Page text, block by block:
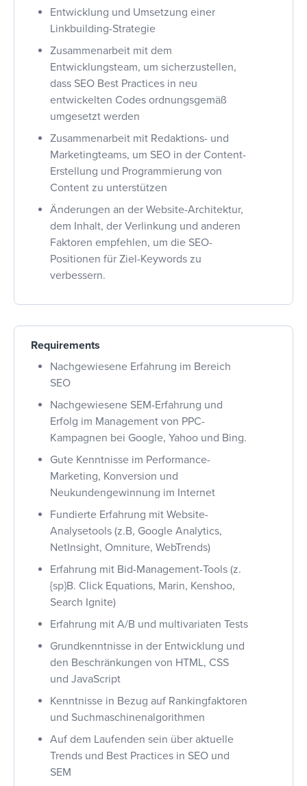
Entwicklung und Umsetzung einer
Linkbuilding-Strategie
Zusammenarbeit mit dem
Entwicklungsteam, um sicherzustellen,
dass SEO Best Practices in neu
entwickelten Codes ordnungsgemäß
umgesetzt werden
Zusammenarbeit mit Redaktions- und
Marketingteams, um SEO in der Content-
Erstellung und Programmierung von
Content zu unterstützen
Änderungen an der Website-Architektur,
dem Inhalt, der Verlinkung und anderen
Faktoren empfehlen, um die SEO-
Positionen für Ziel-Keywords zu
verbessern.
Requirements
Nachgewiesene Erfahrung im Bereich
SEO
Nachgewiesene SEM-Erfahrung und
Erfolg im Management von PPC-
Kampagnen bei Google, Yahoo und Bing.
Gute Kenntnisse im Performance-
Marketing, Konversion und
Neukundengewinnung im Internet
Fundierte Erfahrung mit Website-
Analysetools (z.B, Google Analytics,
NetInsight, Omniture, WebTrends)
Erfahrung mit Bid-Management-Tools (z.
{sp}B. Click Equations, Marin, Kenshoo,
Search Ignite)
Erfahrung mit A/B und multivariaten Tests
Grundkenntnisse in der Entwicklung und
den Beschränkungen von HTML, CSS
und JavaScript
Kenntnisse in Bezug auf Rankingfaktoren
und Suchmaschinenalgorithmen
Auf dem Laufenden sein über aktuelle
Trends und Best Practices in SEO und
SEM